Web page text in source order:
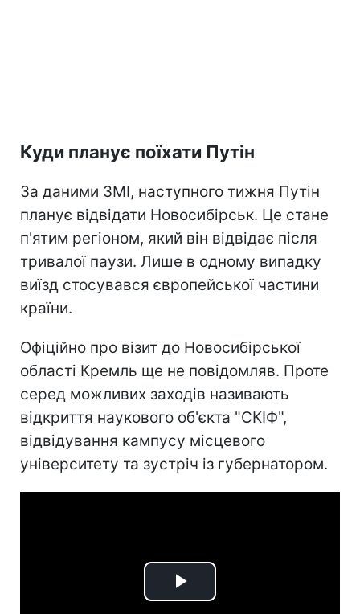
Куди планує поїхати Путін
За даними ЗМІ, наступного тижня Путін
планує відвідати Новосибірськ. Це стане
п'ятим регіоном, який він відвідає після
тривалої паузи. Лише в одному випадку
виїзд стосувався європейської частини
країни.
Офіційно про візит до Новосибірської
області Кремль ще не повідомляв. Проте
серед можливих заходів називають
відкриття наукового об'єкта "СКІФ",
відвідування кампусу місцевого
університету та зустріч із губернатором.
Play